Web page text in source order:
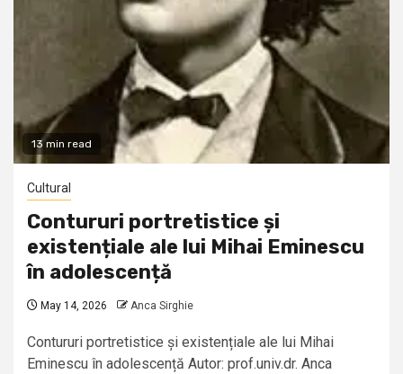
13 min read
Cultural
Contururi portretistice și
existențiale ale lui Mihai Eminescu
în adolescență
May 14, 2026 Anca Sirghie
Contururi portretistice și existențiale ale lui Mihai
Eminescu în adolescență Autor: prof.univ.dr. Anca